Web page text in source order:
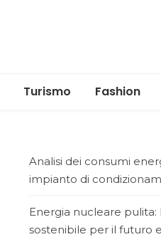
Turismo Fashion
Analisi dei consumi
impianto di
Energia nucleare pulita:
sostenibile per il futuro